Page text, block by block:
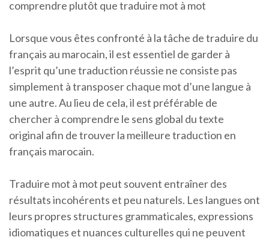
comprendre plutôt que traduire mot à mot
Lorsque vous êtes confronté à la tâche de traduire du
français au marocain, il est essentiel de garder à
l’esprit qu’une traduction réussie ne consiste pas
simplement à transposer chaque mot d’une langue à
une autre. Au lieu de cela, il est préférable de
chercher à comprendre le sens global du texte
original afin de trouver la meilleure traduction en
français marocain.
Traduire mot à mot peut souvent entraîner des
résultats incohérents et peu naturels. Les langues ont
leurs propres structures grammaticales, expressions
idiomatiques et nuances culturelles qui ne peuvent